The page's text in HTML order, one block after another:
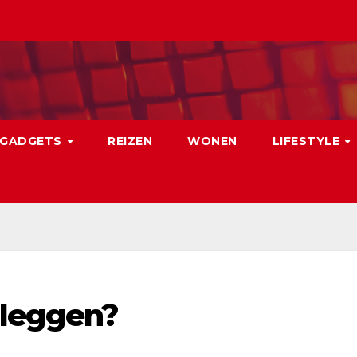
GADGETS REIZEN WONEN LIFESTYLE